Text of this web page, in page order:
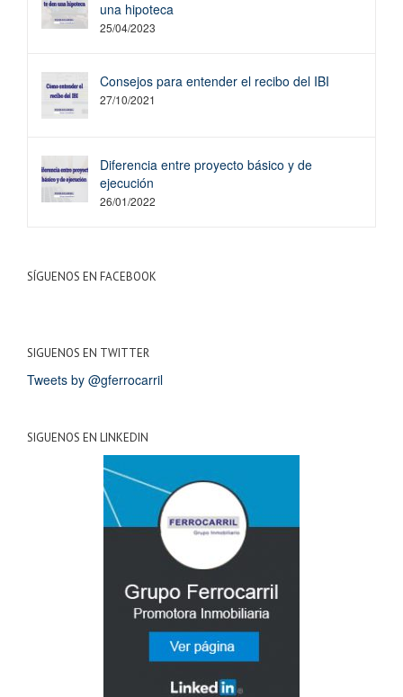
una hipoteca
25/04/2023
Consejos para entender el recibo del IBI
27/10/2021
Diferencia entre proyecto básico y de
ejecución
26/01/2022
SÍGUENOS EN FACEBOOK
SIGUENOS EN TWITTER
Tweets by @gferrocarril
SIGUENOS EN LINKEDIN